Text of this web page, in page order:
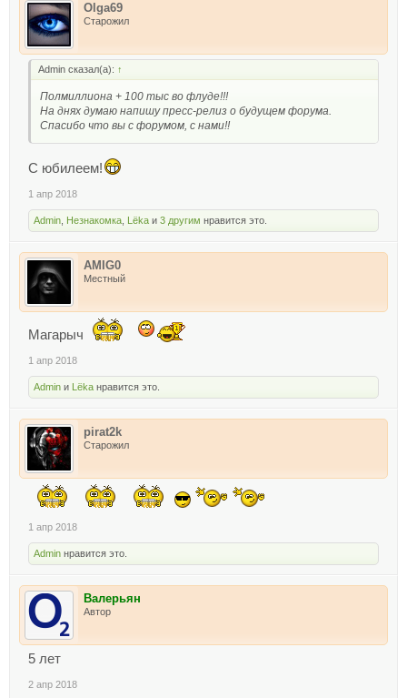
Olga69
Старожил
Admin сказал(а): ↑
Полмиллиона + 100 тыс во флуде!!!
На днях думаю напишу пресс-релиз о будущем форума.
Спасибо что вы с форумом, с нами!!
С юбилеем!
1 апр 2018
Admin Незнакомка Lёka и 3 другим нравится это.
АMIG0
Местный
Магарыч
1 апр 2018
Admin и Lёka нравится это.
pirat2k
Старожил
1 апр 2018
Admin нравится это.
Валерьян
Автор
5 лет
2 апр 2018